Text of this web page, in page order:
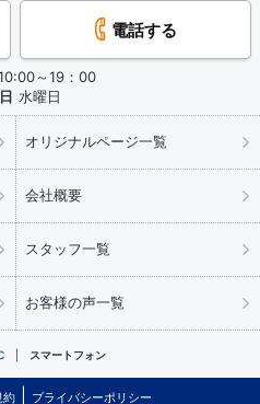
電話する
～19：00
水曜日
オリジナルページ一覧
会社概要
スタッフ一覧
お客様の声一覧
スマートフォン
約 プライバシーポリシー